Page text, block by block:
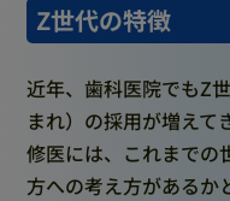
Z世代の特徴
近年、歯科医院でもZ
まれ）の採用が増え
修医には、これまでの
方への考え方があるか